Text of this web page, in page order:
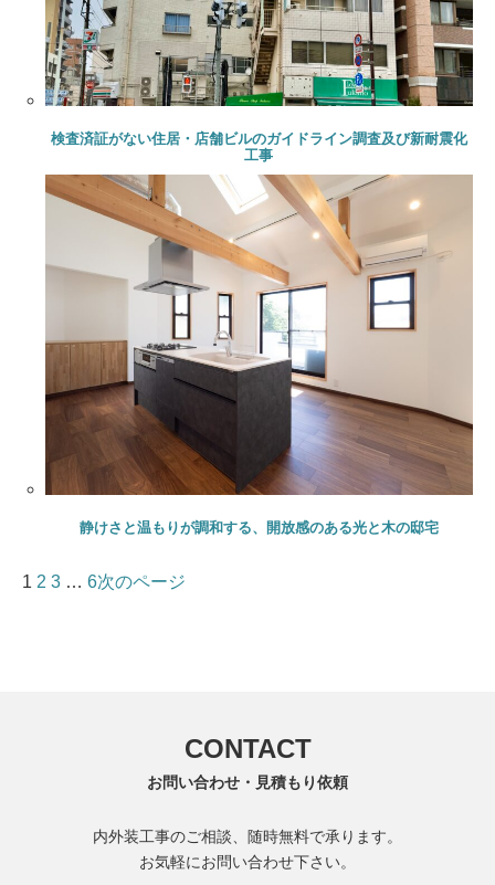
検査済証がない住居・店舗ビルのガイドライン調査及び新耐震化
工事
静けさと温もりが調和する、開放感のある光と木の邸宅
1 2 3 … 6次のページ
CONTACT
お問い合わせ・見積もり依頼
内外装工事のご相談、随時無料で承ります。
お気軽にお問い合わせ下さい。